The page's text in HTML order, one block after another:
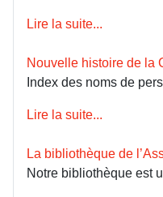
Lire la suite...
Nouvelle histoire de la
Index des noms de
Lire la suite...
La bibliothèque de
Notre bibliothèque est